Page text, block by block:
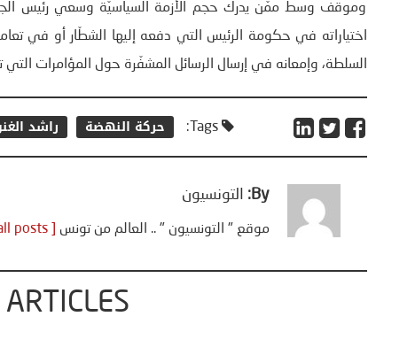
وموقف وسط ممّن يدرك حجم الأزمة السياسيّة وسعي رئيس
اختياراته في حكومة الرئيس التي دفعه إليها الشطّار أو في
السلطة، وإمعانه في إرسال الرسائل المشفّرة حول المؤامرات التي
Tags: حركة النهضة راشد
By: التونسيون
موقع " التونسيون " .. العالم من تونس [ View all posts ]